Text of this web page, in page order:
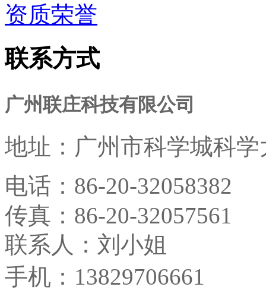
资质荣誉
联系方式
广州联庄科技有限公司
地址： 广州市科学城科
电话： 86-20-32058382
传真： 86-20-32057561
联系人：刘小姐
手机：13829706661